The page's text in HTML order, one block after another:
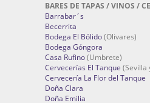
BARES DE TAPAS / VINOS /
Barrabar´s
Becerrita
Bodega El Bólido(Olivares)
Bodega Góngora
Casa Rufino(Umbrete)
Cervecerías El Tanque (Sevilla
Cervecería La Flor del Tanque
Doña Clara
Doña Emilia